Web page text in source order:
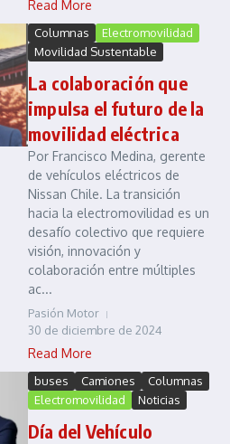
Read More
Columnas
Electromovilidad
Movilidad Sustentable
La colaboración que
impulsa el futuro de la
movilidad eléctrica
Por Francisco Medina, gerente
de vehículos eléctricos de
Nissan Chile. La transición
hacia la electromovilidad es un
desafío colectivo que requiere
visión, innovación y
colaboración entre múltiples
ac...
Pasión Motor
30 de diciembre de 2024
Read More
buses Camiones
Columnas
Electromovilidad
Noticias
Día del Vehículo